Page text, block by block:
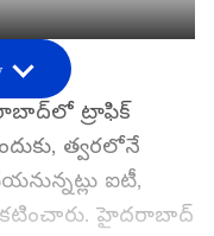
ట్రాఫిక్
త్వరలోనే
ఐటీ,
హైదరాబాద్